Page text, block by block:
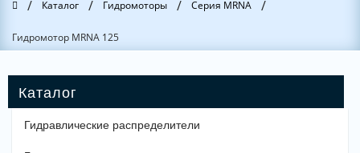
Главная
/ Каталог / Гидромоторы / Серия MRNA /
Гидромотор MRNA 125
Гидравлические распределители